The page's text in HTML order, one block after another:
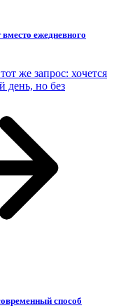
ежедневного
же запрос: хочется
день, но без
способ